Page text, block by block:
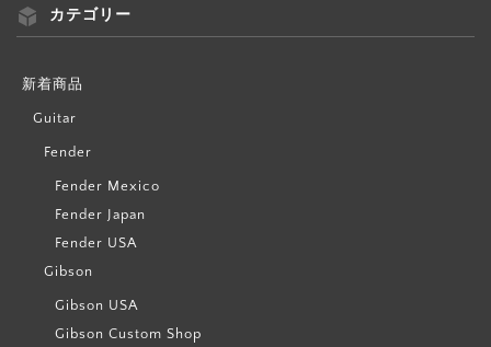
カテゴリー
新着商品
Guitar
Fender
Fender Mexico
Fender Japan
Fender USA
Gibson
Gibson USA
Gibson Custom Shop